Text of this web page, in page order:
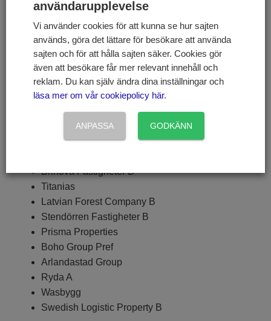
Genova Property Group
Fastpartner A
Corem Property Group A
Intrea Fastigheter D
Acrinova B
John Mattson
K-Fast
Trianon B
Zenit B
Brinova Fastigheter B
Titanias
Latvian Forest Company B
Stendörren Fastigheter B
Prisma Properties
Boho Group Pref
Arlandastad Group
Ryda A
Wasbygg
Swedish Logistic Property B
användarupplevelse
Vi använder cookies för att kunna se hur sajten
används, göra det lättare för besökare att använda
sajten och för att hålla sajten säker. Cookies gör
även att besökare får mer relevant innehåll och
reklam. Du kan själv ändra dina inställningar och
läsa mer om vår cookiepolicy här.
ANPASSA GODKÄNN